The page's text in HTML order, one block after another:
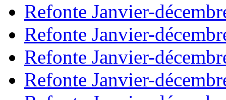
Refonte Janvier-
Refonte Janvier-
Refonte Janvier-
Refonte Janvier-